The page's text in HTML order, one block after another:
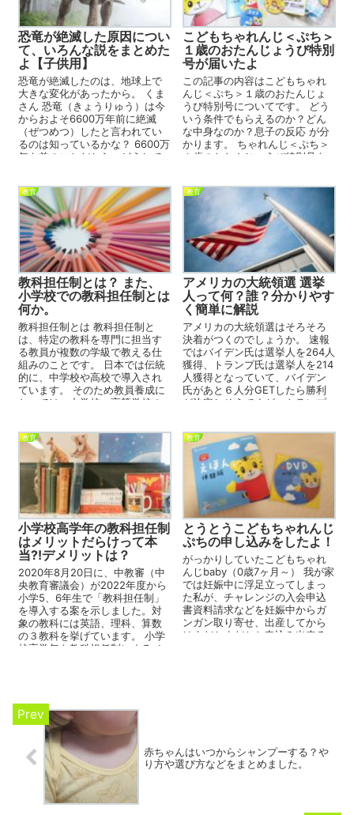
恐竜が絶滅した原因につい
て、いろんな説をまとめた
よ【子供用】
恐竜が絶滅したのは、地球上で
大きな変化があったから。 くま
さん 恐竜（きょうりゅう）は今
からおよそ6600万年前に絶滅
（ぜつめつ）したと言われてい
るのは知っているかな？ 6600万
年も前のことだから、どうして
こどもちゃれんじ＜ぷち＞
１歳のおたんじょうび特別
号が届いたよ
この記事の内容はこどもちゃれ
んじ＜ぷち＞１歳のおたんじょ
うび特別号についてです。 どう
いう条件でもらえるのか？どん
な中身なのか？息子の反応 が分
かります。 ちゃれんじ＜ぷち＞
１歳のおたんじょうび特別号を
教育
教科担任制とは？ また、
小学校での教科担任制とは
何か。
教科担任制とは 教科担任制と
は、特定の教科を専門に担当す
る教員が複数の学級で教える仕
組みのことです。 日本では伝統
的に、中学校や高校で導入され
ています。 そのため教員養成に
おいては、中学校・高等学校の
教育
アメリカの大統領選 選挙
人って何？誰？分かりやす
く簡単に解説
アメリカの大統領選はそろそろ
決着がつくのでしょうか。 速報
ではバイデン氏は選挙人を264人
獲得、トランプ氏は選挙人を214
人獲得となっていて、バイデン
氏があと６人分GETしたら勝利
が決定しそうですが、トランプ
教育
小学校高学年の教科担任制
はメリットだらけって本
当?!デメリットは？
2020年8月20日に、中教審（中
央教育審議会）が2022年度から
小学5、6年生で「教科担任制」
を導入する案を示しました。対
象の教科には英語、理科、算数
の３教科を挙げています。 小学
校高学年を教科担任制にするメ
教育
とうとうこどもちゃれんじ
ぷちの申し込みをしたよ！
がっかりしていたこどもちゃれ
んじbaby（0歳7ヶ月～） 我が家
では妊娠中に浮足立ってしまっ
た私が、チャレンジの入会申込
書資料請求などを妊娠中からガ
ンガン取り寄せ、出産してから
はまだかまだかと申込み出来る
赤ちゃんはいつからシャンプーする？や
り方や選び方などをまとめました。